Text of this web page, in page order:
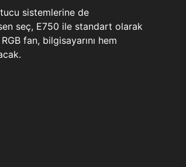
sistemlerine de
seç, E750 ile standart olarak
fan, bilgisayarını hem